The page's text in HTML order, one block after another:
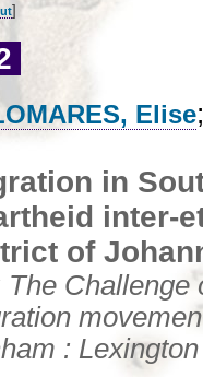
]
Elise
in
inter-
of
The Challenge
: